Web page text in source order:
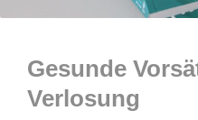
Gesunde
Verlosung